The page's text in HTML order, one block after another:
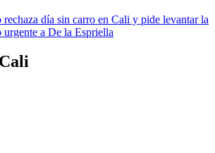
día sin carro en Cali y pide levantar la
urgente a De la Espriella
Cali